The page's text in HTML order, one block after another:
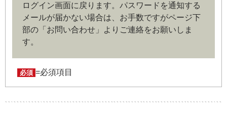
す。
第４条（ユーザー名とパスワードの管理）
ユーザー名およびパスワードの利用、管理は会員の自己責
任において行うものとします。会員は、ユーザー名および
パスワードの第三者への漏洩、利用許諾、貸与、譲渡、名
用によって生じた損害の責任は、会員が負うものとし、当
ログイン画面に戻ります。パスワードを通知する
メールが届かない場合は、お手数ですがページ下
部の「お問い合わせ」よりご連絡をお願いしま
す。
必須 =必須項目